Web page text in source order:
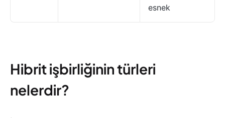
esnek
Hibrit işbirliğinin türleri
nelerdir?